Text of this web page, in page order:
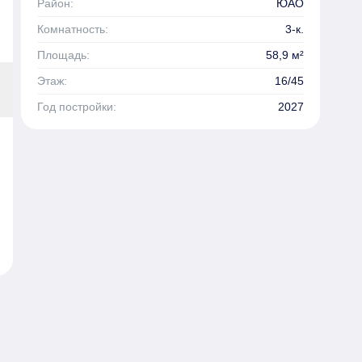
Район:
ЮАО
Комнатность:
3-к.
Площадь:
58,9 м²
Этаж:
16/45
Год постройки:
2027